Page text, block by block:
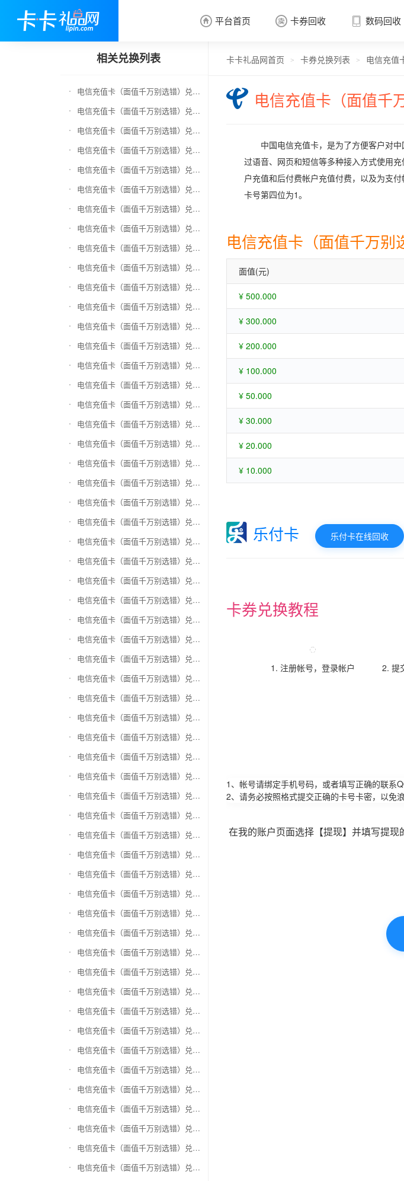
 平台首页  卡券回收
 卡券回收
 数码回收
相关兑换列表
电信充值卡（面值千万别选错）兑换京东E卡
电信充值卡（面值千万别选错）兑换中石化加油卡
电信充值卡（面值千万别选错）兑换移动充值卡（面值千万别选错）
电信充值卡（面值千万别选错）兑换联通充值卡（面值千万别选错）
电信充值卡（面值千万别选错）兑换京东钢镚
电信充值卡（面值千万别选错）兑换中石化加油卡无卡号（面值千万别选错）
电信充值卡（面值千万别选错）兑换中石油全国充值卡
电信充值卡（面值千万别选错）兑换京东领货码
电信充值卡（面值千万别选错）兑换京东超市卡
电信充值卡（面值千万别选错）兑换苏宁易购礼品卡
电信充值卡（面值千万别选错）兑换骏网一卡通
电信充值卡（面值千万别选错）兑换骏网乐充
电信充值卡（面值千万别选错）兑换汇元智付卡
电信充值卡（面值千万别选错）兑换携程任我行
电信充值卡（面值千万别选错）兑换中欣卡(中欣通卡)
电信充值卡（面值千万别选错）兑换盛大一卡通
电信充值卡（面值千万别选错）兑换网易一卡通
电信充值卡（面值千万别选错）兑换天宏一卡通（易冲天宏卡）
电信充值卡（面值千万别选错）兑换巨人一卡通(征途卡)
电信充值卡（面值千万别选错）兑换美团礼品卡
电信充值卡（面值千万别选错）兑换(百联卡)联华ok卡
电信充值卡（面值千万别选错）兑换资和信
电信充值卡（面值千万别选错）兑换沃尔玛购物卡
电信充值卡（面值千万别选错）兑换和信通
电信充值卡（面值千万别选错）兑换拉卡拉沃尔玛
电信充值卡（面值千万别选错）兑换携程任我游
电信充值卡（面值千万别选错）兑换中银通支付(银联购物卡)
电信充值卡（面值千万别选错）兑换瑞祥商联卡
电信充值卡（面值千万别选错）兑换家乐福超市卡
电信充值卡（面值千万别选错）兑换Q币卡
电信充值卡（面值千万别选错）兑换联通积分Q币
电信充值卡（面值千万别选错）兑换完美一卡通
电信充值卡（面值千万别选错）兑换久游一卡通
电信充值卡（面值千万别选错）兑换搜狐一卡通
电信充值卡（面值千万别选错）兑换中国区苹果充值卡
电信充值卡（面值千万别选错）兑换账号内Q币寄售（维护中）
电信充值卡（面值千万别选错）兑换唯品会礼品卡(唯品卡)
电信充值卡（面值千万别选错）兑换万商卡
电信充值卡（面值千万别选错）兑换飞银彩虹卡
电信充值卡（面值千万别选错）兑换天猫超市卡/享淘卡
电信充值卡（面值千万别选错）兑换万里通积分卡
电信充值卡（面值千万别选错）兑换壹钱包(壹卡会)
电信充值卡（面值千万别选错）兑换去哪儿礼品卡
电信充值卡（面值千万别选错）兑换阳光卡(阳光爱车)
电信充值卡（面值千万别选错）兑换华润万家购物卡
电信充值卡（面值千万别选错）兑换华润苏果卡(苏果超市卡)（维护 请暂停提交）
电信充值卡（面值千万别选错）兑换天虹购物卡
电信充值卡（面值千万别选错）兑换盒马生鲜礼品卡
电信充值卡（面值千万别选错）兑换屈臣氏
电信充值卡（面值千万别选错）兑换大润发购物卡
电信充值卡（面值千万别选错）兑换银泰百货银泰卡
电信充值卡（面值千万别选错）兑换物美/美通卡
电信充值卡（面值千万别选错）兑换世纪联华充值卡(杭州联华)
电信充值卡（面值千万别选错）兑换重百世纪卡(重庆百货)
电信充值卡（面值千万别选错）兑换南京中央商场购物卡
电信充值卡（面值千万别选错）兑换银座购物卡（黑卡）
卡卡礼品网首页 > 卡券兑换列表 > 电信充值
电信充值卡（面值千
中国电信充值卡，是为了方便客户对
过语音、网页和短信等多种接入方式使用
户充值和后付费帐户充值付费，以及为支
卡号第四位为1。
电信充值卡（面值千万别
面值(元)
¥ 500.000
¥ 300.000
¥ 200.000
¥ 100.000
¥ 50.000
¥ 30.000
¥ 20.000
¥ 10.000
乐付卡 乐付卡在线回收
卡券兑换教程
1. 注册帐号，登录帐户 2. 提
1、帐号请绑定手机号码，或者填写正确的联系
2、请务必按照格式提交正确的卡号卡密，以免
在我的账户页面选择【提现】并填写提